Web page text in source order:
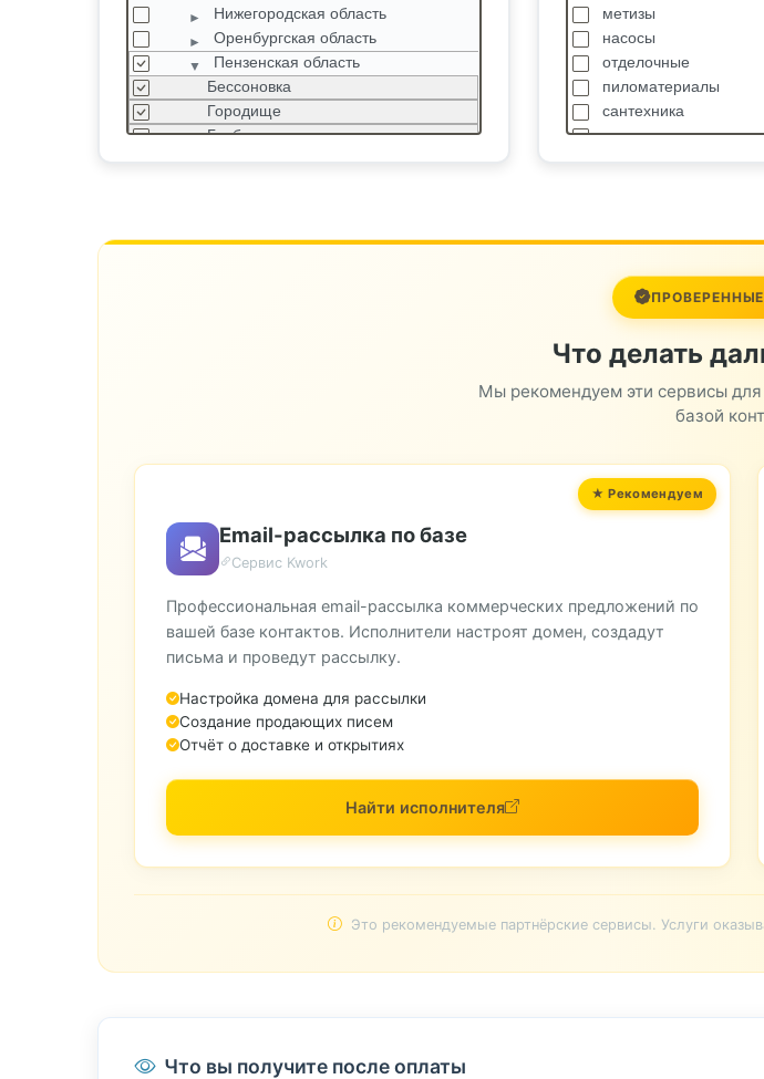
Нижегородская область
Оренбургская область
Пензенская область
Бессоновка
Городище
Грабово
метизы
насосы
отделочные
пиломатериалы
сантехника
спецодежда
цветной металл
Что делать
Мы рекомендуем эти сервисы
базой
Email-рассылка по базе
Сервис Kwork
Профессиональная email-рассылка коммерческих предложений по
вашей базе контактов. Исполнители настроят домен, создадут
письма и проведут рассылку.
Настройка домена для рассылки
Создание продающих писем
Отчёт о доставке и открытиях
Найти исполнителя
Это рекомендуемые партнёрские сервисы. Услуги
Что вы получите после оплаты